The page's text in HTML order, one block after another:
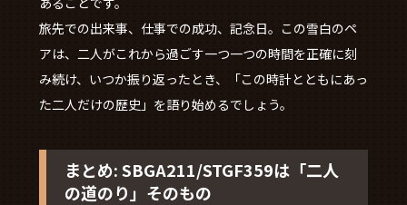
旅先での出来事、仕事での成功、記念日。この雪白のペ
アは、二人がこれから過ごす一つ一つの時間を正確に刻
み続け、いつか振り返ったとき、「この時計とともにあっ
た二人だけの歴史」を語り始めるでしょう。
まとめ: SBGA211/STGF359は「二人
の道のり」そのもの